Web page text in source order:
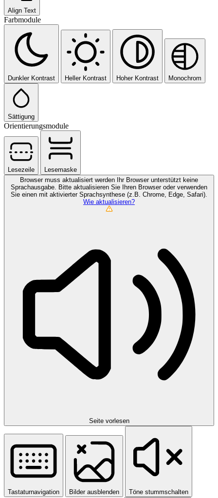
Align Text
Farbmodule
Dunkler Kontrast Heller Kontrast Hoher Kontrast Monochrom
Sättigung
Orientierungsmodule
Lesezeile
Lesemaske
Browser muss aktualisiert werden Ihr Browser unterstützt keine
Sprachausgabe. Bitte aktualisieren Sie Ihren Browser oder verwenden
Sie einen mit aktivierter Sprachsynthese (z.B. Chrome, Edge, Safari).
Wie aktualisieren?
Seite vorlesen
Tastaturnavigation Bilder ausblenden Töne stummschalten